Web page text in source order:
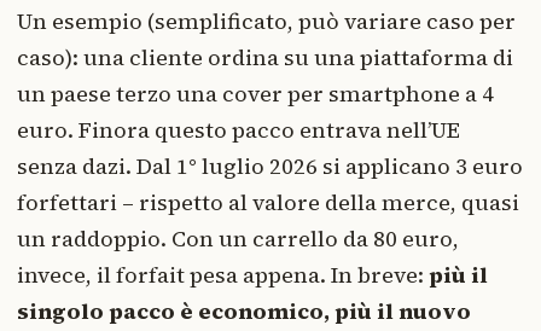
Un esempio (semplificato, può variare caso per
caso): una cliente ordina su una piattaforma di
un paese terzo una cover per smartphone a 4
euro. Finora questo pacco entrava nell’UE
senza dazi. Dal 1° luglio 2026 si applicano 3 euro
forfettari – rispetto al valore della merce, quasi
un raddoppio. Con un carrello da 80 euro,
invece, il forfait pesa appena. In breve: più il
singolo pacco è economico, più il nuovo